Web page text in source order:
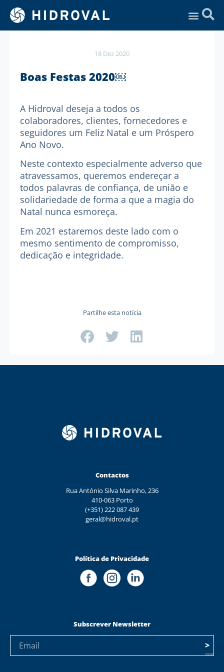
18 Dez 2020
Boas Festas 2020￼
A Hidroval deseja a todos os
colaboradores, clientes, fornecedores e
seguidores um Feliz Natal e um Próspero
Ano Novo.
Neste contexto especialmente adverso que
atravessamos, queremos endereçar a
todos palavras de confiança, de união e
solidariedade de forma a que a magia do
Natal nunca esmoreça.
Em 2021 estaremos deste lado com o
mesmo sentimento de compromisso,
dedicação e integridade.
Partilhe esta notícia
Contactos
Rua António Silva Marinho, 236
410-063 Porto
(+351) 222 087 439
geral@hidroval.pt
Política de Privacidade
Subscrever Newsletter
>